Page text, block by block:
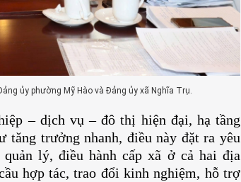
ủy phường Mỹ Hào và Đảng ủy xã Nghĩa Trụ.
– dịch vụ – đô thị hiện đại, hạ tầng
tăng trưởng nhanh, điều này đặt ra yêu
lý, điều hành cấp xã ở cả hai địa
hợp tác, trao đổi kinh nghiệm, hỗ trợ